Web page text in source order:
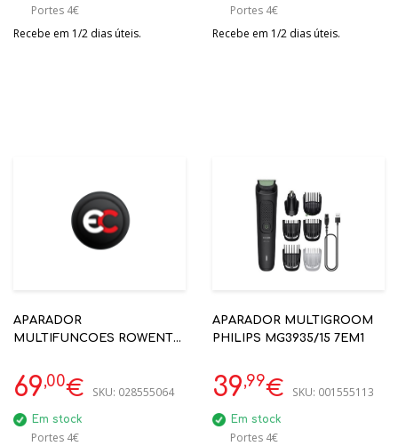
Portes 4€
Recebe em 1/2 dias úteis.
Portes 4€
Recebe em 1/2 dias úteis.
APARADOR
MULTIFUNCOES ROWENTA
14EM1
69,00€ SKU: 028555064
Em stock
Portes 4€
APARADOR MULTIGROOM
PHILIPS MG3935/15 7EM1
39,99€ SKU: 001555113
Em stock
Portes 4€